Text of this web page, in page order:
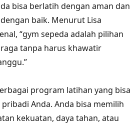
bisa berlatih dengan aman dan
baik. Menurut Lisa
“gym sepeda adalah pilihan
tanpa harus khawatir
program latihan yang bisa
Anda. Anda bisa memilih
kekuatan, daya tahan, atau